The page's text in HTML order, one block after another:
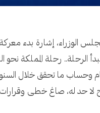
مجلس الوزراء، إشارة بدء
في منتصف رحلتها. لكن، بلغة الأرقام
وطموح لا حد له، صاغ خطى